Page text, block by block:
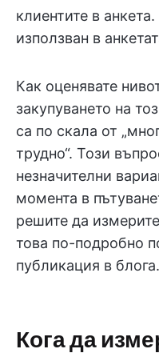
клиентите в
използван в
Как оценявате
закупуването на
са по скала от
трудно“. Този
незначителни
момента в
решите да
това по-подробно
публикация в блога.
Кога да